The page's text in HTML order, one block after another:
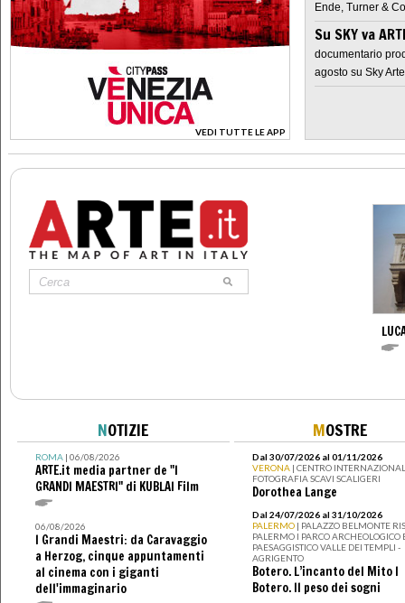
VEDI TUTTE LE APP
>
Ende, Turner &
Su SKY va
documentario
agosto su Sky Arte
NOTIZIE
ROMA| 06/08/2026
ARTE.it media partner de "I
GRANDI MAESTRI" di KUBLAI Film
06/08/2026
I Grandi Maestri: da Caravaggio
a Herzog, cinque appuntamenti
al cinema con i giganti
dell'immaginario
MOSTRE
Dal 30/07/2026 al 01/11/2026
VERONA | CENTRO
FOTOGRAFIA SCAVI SCALIGERI
Dorothea Lange
Dal 24/07/2026 al 31/10/2026
PALERMO | PALAZZO BELMONTE
PALERMO I PARCO ARCHEOLOGICO
PAESAGGISTICO VALLE DEI TEMPLI -
AGRIGENTO
Botero. L’incanto del Mito I
Botero. Il peso dei sogni